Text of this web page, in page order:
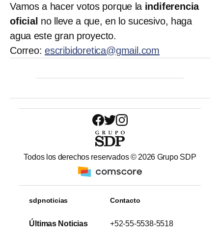
Vamos a hacer votos porque la indiferencia
oficial no lleve a que, en lo sucesivo, haga
agua este gran proyecto.
Correo: escribidoretica@gmail.com
Todos los derechos reservados © 2026 Grupo SDP
sdpnoticias
Últimas Noticias
Contacto
+52-55-5538-5518